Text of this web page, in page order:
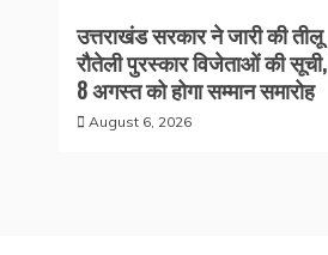
उत्तराखंड सरकार ने जारी की तीलू
रौतेली पुरस्कार विजेताओं की सूची,
8 अगस्त को होगा सम्मान समारोह
August 6, 2026